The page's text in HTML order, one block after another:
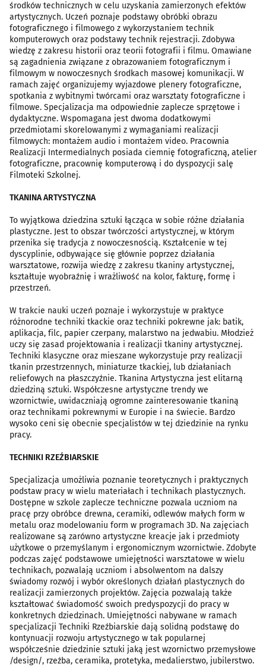
środków technicznych w celu uzyskania zamierzonych efektów
artystycznych. Uczeń poznaje podstawy obróbki obrazu
fotograficznego i filmowego z wykorzystaniem technik
komputerowych oraz podstawy technik rejestracji. Zdobywa
wiedzę z zakresu historii oraz teorii fotografii i filmu. Omawiane
są zagadnienia związane z obrazowaniem fotograficznym i
filmowym w nowoczesnych środkach masowej komunikacji. W
ramach zajęć organizujemy wyjazdowe plenery fotograficzne,
spotkania z wybitnymi twórcami oraz warsztaty fotograficzne i
filmowe. Specjalizacja ma odpowiednie zaplecze sprzętowe i
dydaktyczne. Wspomagana jest dwoma dodatkowymi
przedmiotami skorelowanymi z wymaganiami realizacji
filmowych: montażem audio i montażem video. Pracownia
Realizacji Intermedialnych posiada ciemnię fotograficzną, atelier
fotograficzne, pracownię komputerową i do dyspozycji salę
Filmoteki Szkolnej.
TKANINA ARTYSTYCZNA
To wyjątkowa dziedzina sztuki łącząca w sobie różne działania
plastyczne. Jest to obszar twórczości artystycznej, w którym
przenika się tradycja z nowoczesnością. Kształcenie w tej
dyscyplinie, odbywające się głównie poprzez działania
warsztatowe, rozwija wiedzę z zakresu tkaniny artystycznej,
kształtuje wyobraźnię i wrażliwość na kolor, fakturę, formę i
przestrzeń.
W trakcie nauki uczeń poznaje i wykorzystuje w praktyce
różnorodne techniki tkackie oraz techniki pokrewne jak: batik,
aplikacja, filc, papier czerpany, malarstwo na jedwabiu. Młodzież
uczy się zasad projektowania i realizacji tkaniny artystycznej.
Techniki klasyczne oraz mieszane wykorzystuje przy realizacji
tkanin przestrzennych, miniaturze tkackiej, lub działaniach
reliefowych na płaszczyźnie. Tkanina Artystyczna jest elitarną
dziedziną sztuki. Współczesne artystyczne trendy we
wzornictwie, uwidaczniają ogromne zainteresowanie tkaniną
oraz technikami pokrewnymi w Europie i na świecie. Bardzo
wysoko ceni się obecnie specjalistów w tej dziedzinie na rynku
pracy.
TECHNIKI RZEŹBIARSKIE
Specjalizacja umożliwia poznanie teoretycznych i praktycznych
podstaw pracy w wielu materiałach i technikach plastycznych.
Dostępne w szkole zaplecze techniczne pozwala uczniom na
pracę przy obróbce drewna, ceramiki, odlewów małych form w
metalu oraz modelowaniu form w programach 3D. Na zajęciach
realizowane są zarówno artystyczne kreacje jak i przedmioty
użytkowe o przemyślanym i ergonomicznym wzornictwie. Zdobyte
podczas zajęć podstawowe umiejętności warsztatowe w wielu
technikach, pozwalają uczniom i absolwentom na dalszy
świadomy rozwój i wybór określonych działań plastycznych do
realizacji zamierzonych projektów. Zajęcia pozwalają także
kształtować świadomość swoich predyspozycji do pracy w
konkretnych dziedzinach. Umiejętności nabywane w ramach
specjalizacji Techniki Rzeźbiarskie dają solidną podstawę do
kontynuacji rozwoju artystycznego w tak popularnej
współcześnie dziedzinie sztuki jaką jest wzornictwo przemysłowe
/design/, rzeźba, ceramika, protetyka, medalierstwo, jubilerstwo.